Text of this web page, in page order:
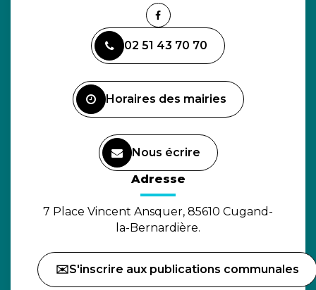
Lien
le
compte
02 51 43 70 70
Horaires des mairies
Nous écrire
(ouverture dans un nouvel
Adresse
7 Place Vincent Ansquer, 85610 Cugand-
la-Bernardière.
✉️S'inscrire aux publications communales